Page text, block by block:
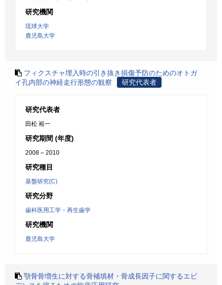
研究機関
琉球大学
鹿児島大学
フィクスチャ埋入時の引き抜き損傷予防のためのオトガ
イ孔内部の神経走行形態の観察
研究代表者
研究代表者
田松 裕一
研究期間 (年度)
2008 – 2010
研究種目
基盤研究(C)
研究分野
歯科医用工学・再生歯学
研究機関
鹿児島大学
顎骨骨増生に対する骨補填材・骨成長因子に関するエビ